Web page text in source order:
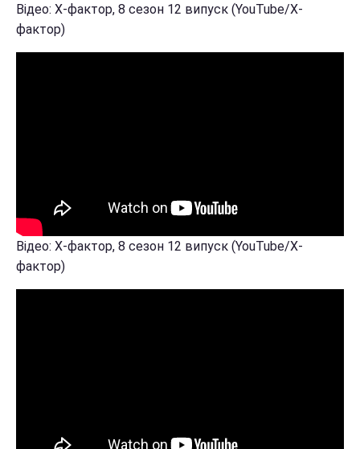
Відео: Х-фактор, 8 сезон 12 випуск (YouTube/Х-
фактор)
Відео: Х-фактор, 8 сезон 12 випуск (YouTube/Х-
фактор)